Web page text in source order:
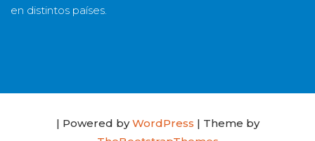
en distintos países.
| Powered byWordPress | Theme by